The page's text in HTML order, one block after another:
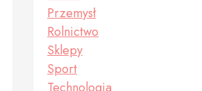
Przemysł
Rolnictwo
Sklepy
Sport